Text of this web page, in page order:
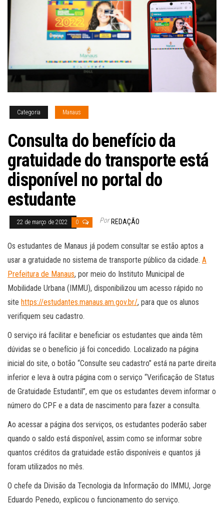
Categoria Manaus
Consulta do benefício da
gratuidade do transporte está
disponível no portal do
estudante
22 de março de 2022 0 Por REDAÇÃO
Os estudantes de Manaus já podem consultar se estão aptos a
usar a gratuidade no sistema de transporte público da cidade. A
Prefeitura de Manaus, por meio do Instituto Municipal de
Mobilidade Urbana (IMMU), disponibilizou um acesso rápido no
site https://estudantes.manaus.am.gov.br/, para que os alunos
verifiquem seu cadastro.
O serviço irá facilitar e beneficiar os estudantes que ainda têm
dúvidas se o benefício já foi concedido. Localizado na página
inicial do site, o botão “Consulte seu cadastro” está na parte direita
inferior e leva à outra página com o serviço “Verificação de Status
de Gratuidade Estudantil”, em que os estudantes devem informar o
número do CPF e a data de nascimento para fazer a consulta.
Ao acessar a página dos serviços, os estudantes poderão saber
quando o saldo está disponível, assim como se informar sobre
quantos créditos da gratuidade estão disponíveis e quantos já
foram utilizados no mês.
O chefe da Divisão da Tecnologia da Informação do IMMU, Jorge
Eduardo Penedo, explicou o funcionamento do serviço.